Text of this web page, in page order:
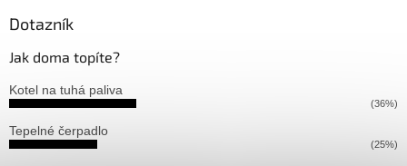
Dotazník
Jak doma topíte?
Kotel na tuhá paliva
(36%)
Tepelné čerpadlo
(25%)